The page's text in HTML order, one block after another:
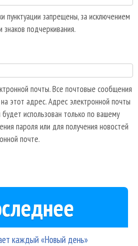
пунктуации запрещены, за исключением
подчеркивания.
почты. Все почтовые сообщения
этот адрес. Адрес электронной почты
использован только по вашему
пароля или для получения новостей
почте.
каждый «Новый день»